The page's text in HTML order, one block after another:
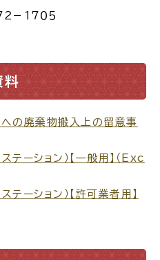
出雲新話2030
－７２－１７０５
料
への廃棄物搬入上の留意事
テーション）【一般用】（Exc
テーション）【許可業者用】